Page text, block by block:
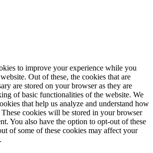
to improve your experience while you
Out of these, the cookies that are
are stored on your browser as they are
of basic functionalities of the website. We
that help us analyze and understand how
cookies will be stored in your browser
You also have the option to opt-out of these
of some of these cookies may affect your